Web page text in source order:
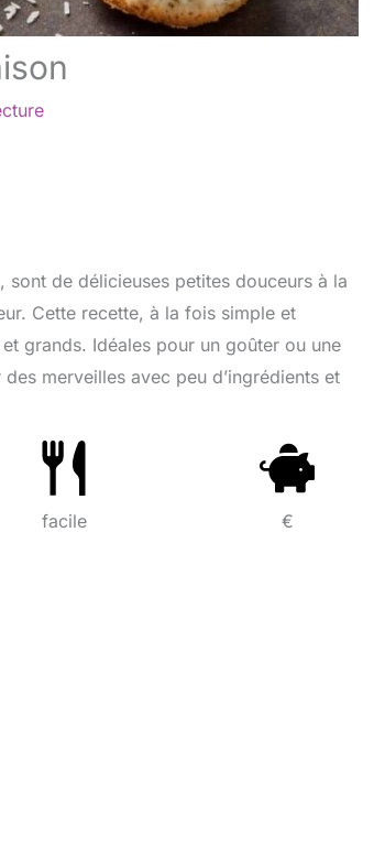
de délicieuses petites douceurs à la
Cette recette, à la fois simple et
grands. Idéales pour un goûter ou une
merveilles avec peu d’ingrédients et
facile €